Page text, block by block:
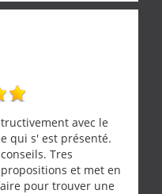
occupé de
ses esprits et
a procédé au
dextérité et une
également de
d’autres sujets. Un
en rencontrer.
avec le
qui s' est présenté.
Tres
et met en
pour trouver une